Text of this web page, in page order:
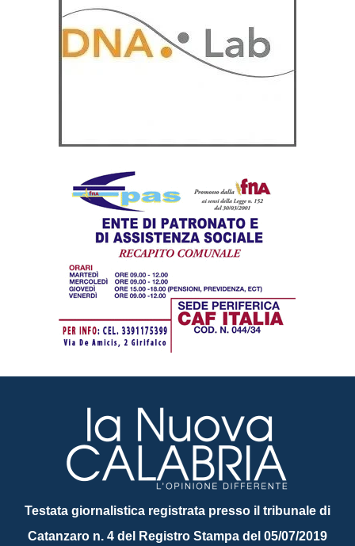
Testata giornalistica registrata presso il tribunale di
Catanzaro n. 4 del Registro Stampa del 05/07/2019